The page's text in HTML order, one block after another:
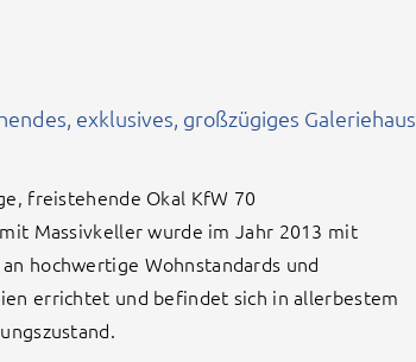
exklusives, großzügiges Galeriehaus
freistehende Okal KfW 70
Massivkeller wurde im Jahr 2013 mit
hochwertige Wohnstandards und
errichtet und befindet sich in allerbestem